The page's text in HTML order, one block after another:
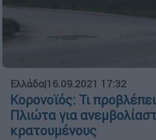
Ελλάδα|16.09.2021 17:32
Κορονοϊός: Τι
Πλιώτα για
κρατουμένους